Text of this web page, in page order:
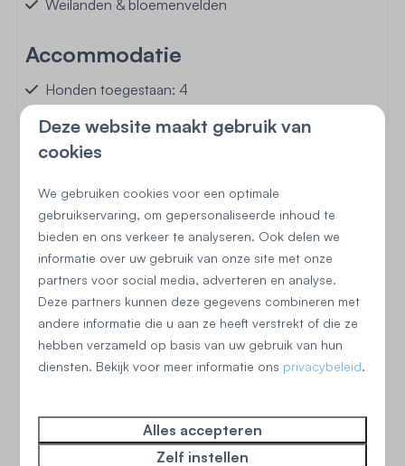
Weilanden & bloemenvelden
Accommodatie
Honden toegestaan: 4
Flatscreen TV
Centrale verwarming
Rookmelder
Buiten
Ruime privé tuin
Terras: Niet overdekt
Tuinmeubels
Deze website maakt gebruik van
cookies
We gebruiken cookies voor een optimale
gebruikservaring, om gepersonaliseerde inhoud te
bieden en ons verkeer te analyseren. Ook delen we
informatie over uw gebruik van onze site met onze
partners voor social media, adverteren en analyse.
Deze partners kunnen deze gegevens combineren met
andere informatie die u aan ze heeft verstrekt of die ze
hebben verzameld op basis van uw gebruik van hun
diensten. Bekijk voor meer informatie ons privacybeleid.
Alles accepteren
Zelf instellen